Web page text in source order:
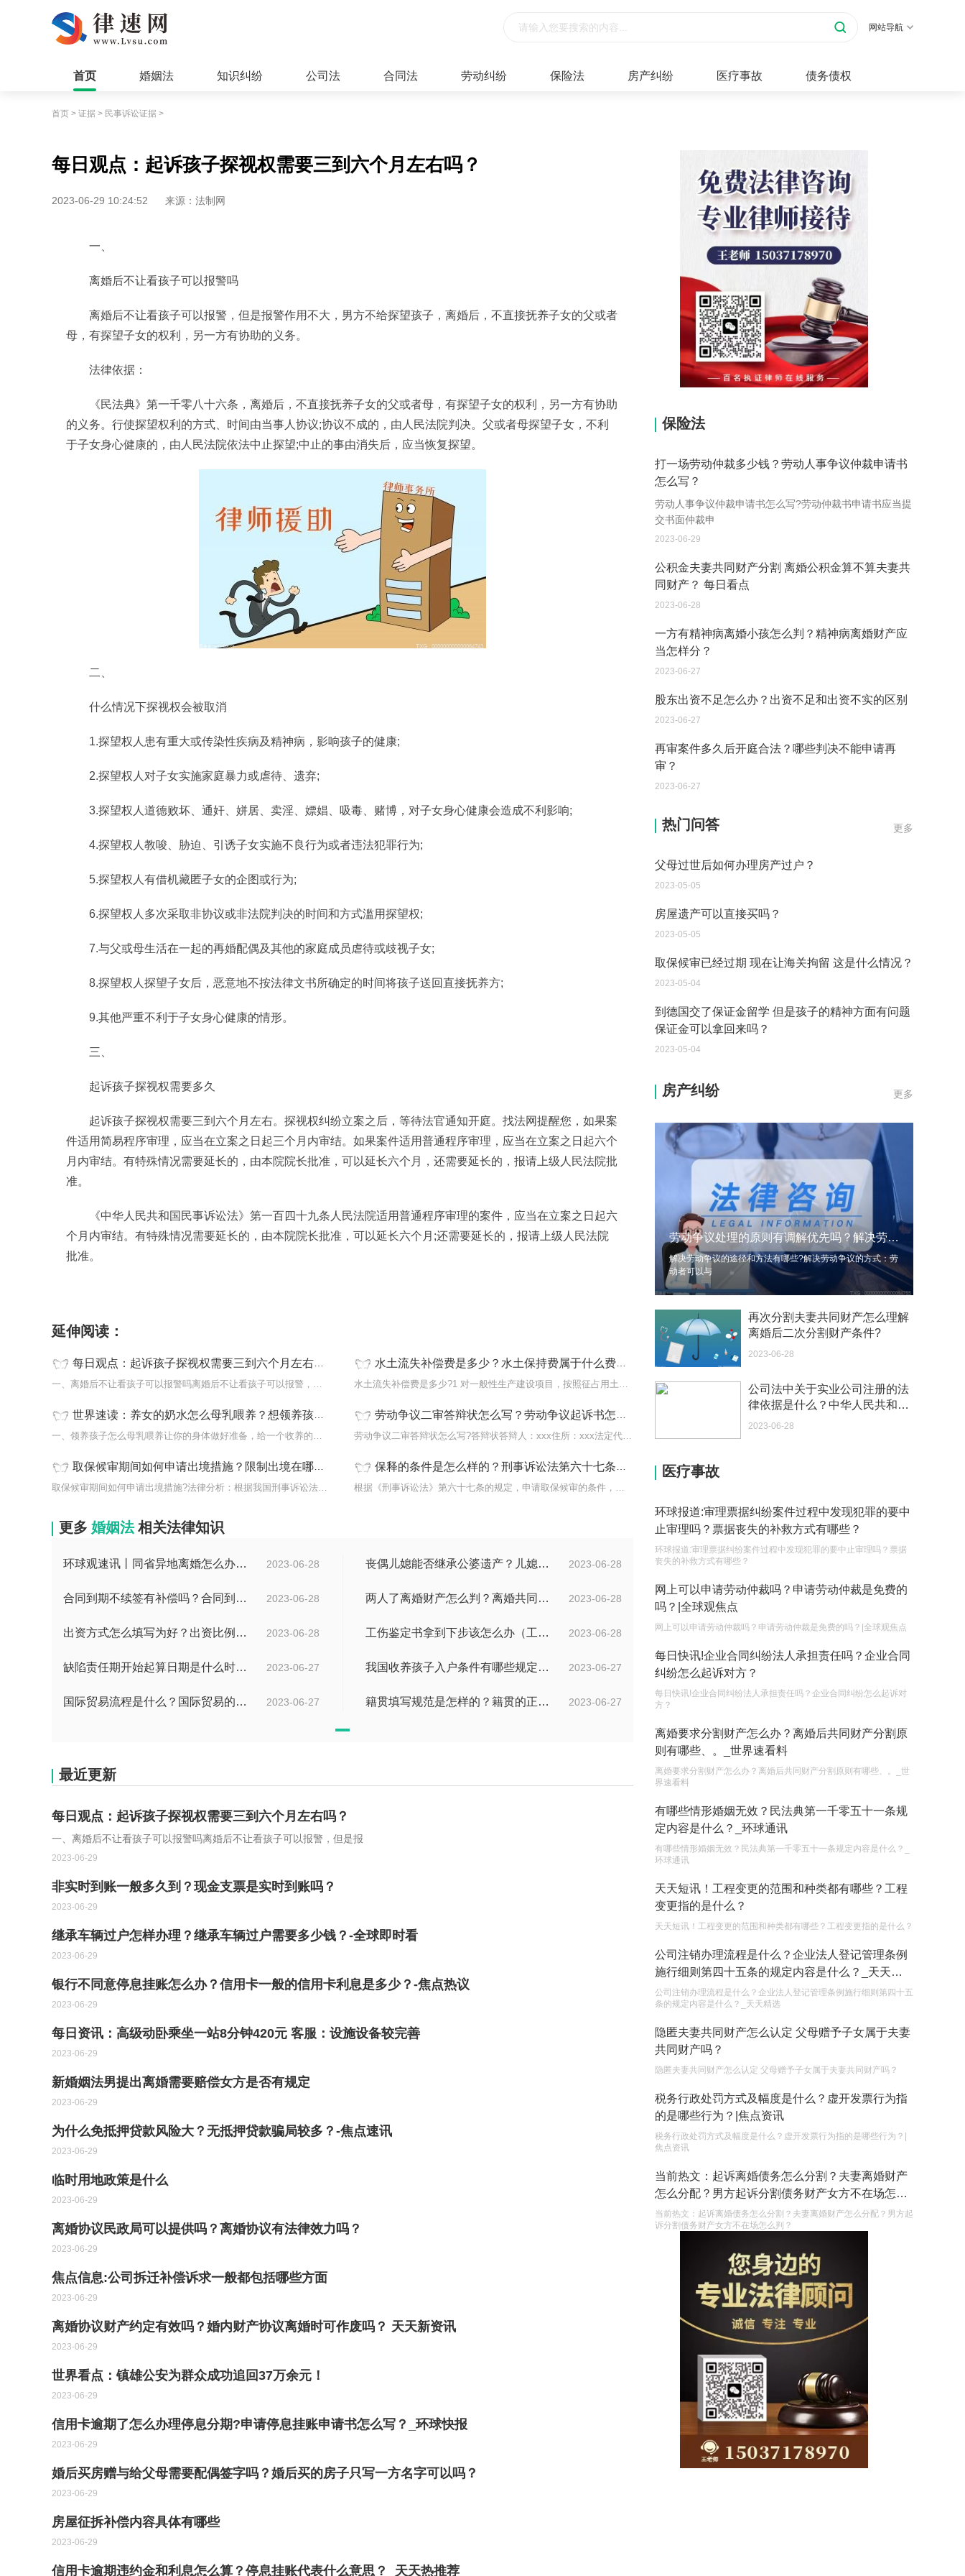
网站导航
首页 婚姻法 知识纠纷 公司法 合同法 劳动纠纷 保险法 房产纠纷 医疗事故 债务债权
首页 > 证据 > 民事诉讼证据 >
每日观点：起诉孩子探视权需要三到六个月左右吗？
2023-06-29 10:24:52 来源：法制网
一、
离婚后不让看孩子可以报警吗
离婚后不让看孩子可以报警，但是报警作用不大，男方不给探望孩子，离婚后，不直接抚养子女的父或者
母，有探望子女的权利，另一方有协助的义务。
法律依据：
《民法典》第一千零八十六条，离婚后，不直接抚养子女的父或者母，有探望子女的权利，另一方有协助
的义务。行使探望权利的方式、时间由当事人协议;协议不成的，由人民法院判决。父或者母探望子女，不利
于子女身心健康的，由人民法院依法中止探望;中止的事由消失后，应当恢复探望。
二、
什么情况下探视权会被取消
1.探望权人患有重大或传染性疾病及精神病，影响孩子的健康;
2.探望权人对子女实施家庭暴力或虐待、遗弃;
3.探望权人道德败坏、通奸、姘居、卖淫、嫖娼、吸毒、赌博，对子女身心健康会造成不利影响;
4.探望权人教唆、胁迫、引诱子女实施不良行为或者违法犯罪行为;
5.探望权人有借机藏匿子女的企图或行为;
6.探望权人多次采取非协议或非法院判决的时间和方式滥用探望权;
7.与父或母生活在一起的再婚配偶及其他的家庭成员虐待或歧视子女;
8.探望权人探望子女后，恶意地不按法律文书所确定的时间将孩子送回直接抚养方;
9.其他严重不利于子女身心健康的情形。
三、
起诉孩子探视权需要多久
起诉孩子探视权需要三到六个月左右。探视权纠纷立案之后，等待法官通知开庭。找法网提醒您，如果案
件适用简易程序审理，应当在立案之日起三个月内审结。如果案件适用普通程序审理，应当在立案之日起六个
月内审结。有特殊情况需要延长的，由本院院长批准，可以延长六个月，还需要延长的，报请上级人民法院批
准。
《中华人民共和国民事诉讼法》第一百四十九条人民法院适用普通程序审理的案件，应当在立案之日起六
个月内审结。有特殊情况需要延长的，由本院院长批准，可以延长六个月;还需要延长的，报请上级人民法院
批准。
延伸阅读：
每日观点：起诉孩子探视权需要三到六个月左右吗？
一、离婚后不让看孩子可以报警吗离婚后不让看孩子可以报警，但是报
水土流失补偿费是多少？水土保持费属于什么费用？
水土流失补偿费是多少?1 对一般性生产建设项目，按照征占用土地面积
世界速读：养女的奶水怎么母乳喂养？想领养孩子到哪里办手续？
一、领养孩子怎么母乳喂养让你的身体做好准备，给一个收养的孩子进
劳动争议二审答辩状怎么写？劳动争议起诉书怎么写？
劳动争议二审答辩状怎么写?答辩状答辩人：xxx住所：xxx法定代表人：
取保候审期间如何申请出境措施？限制出境在哪里可以查到？
取保候审期间如何申请出境措施?法律分析：根据我国刑事诉讼法和《最
保释的条件是怎么样的？刑事诉讼法第六十七条的规定内容是什么？
根据《刑事诉讼法》第六十七条的规定，申请取保候审的条件，即人民
更多 婚姻法 相关法律知识
2023-06-28
环球观速讯丨同省异地离婚怎么办理？夫妻异地离婚须准备哪些资料？ 2023-06-28
丧偶儿媳能否继承公婆遗产？儿媳有没有赡养老人的义务？
2023-06-28
合同到期不续签有补偿吗？合同到期未提前30天通知怎么赔偿？ 当前速看 2023-06-28
两人了离婚财产怎么判？离婚共同财产有哪些？_焦点快报
2023-06-28
出资方式怎么填写为好？出资比例怎么填写？ 2023-06-28
工伤鉴定书拿到下步该怎么办（工伤鉴定后要是对伤残等级结论不服怎么办）
2023-06-27
缺陷责任期开始起算日期是什么时候？缺陷责任终止证书签发的必要条件是什么？ 2023-06-27
我国收养孩子入户条件有哪些规定？办理收养登记的事实收养情况有几种？
2023-06-27
国际贸易流程是什么？国际贸易的具体流程的内容都有哪些？ 2023-06-27
籍贯填写规范是怎样的？籍贯的正确填写规范是什么？-天天微动态
最近更新
每日观点：起诉孩子探视权需要三到六个月左右吗？
一、离婚后不让看孩子可以报警吗离婚后不让看孩子可以报警，但是报
2023-06-29
非实时到账一般多久到？现金支票是实时到账吗？
2023-06-29
继承车辆过户怎样办理？继承车辆过户需要多少钱？-全球即时看
2023-06-29
银行不同意停息挂账怎么办？信用卡一般的信用卡利息是多少？-焦点热议
2023-06-29
每日资讯：高级动卧乘坐一站8分钟420元 客服：设施设备较完善
2023-06-29
新婚姻法男提出离婚需要赔偿女方是否有规定
2023-06-29
为什么免抵押贷款风险大？无抵押贷款骗局较多？-焦点速讯
2023-06-29
临时用地政策是什么
2023-06-29
离婚协议民政局可以提供吗？离婚协议有法律效力吗？
2023-06-29
焦点信息:公司拆迁补偿诉求一般都包括哪些方面
2023-06-29
离婚协议财产约定有效吗？婚内财产协议离婚时可作废吗？ 天天新资讯
2023-06-29
世界看点：镇雄公安为群众成功追回37万余元！
2023-06-29
信用卡逾期了怎么办理停息分期?申请停息挂账申请书怎么写？_环球快报
2023-06-29
婚后买房赠与给父母需要配偶签字吗？婚后买的房子只写一方名字可以吗？
2023-06-29
房屋征拆补偿内容具体有哪些
2023-06-29
信用卡逾期违约金和利息怎么算？停息挂账代表什么意思？_天天热推荐
保险法
打一场劳动仲裁多少钱？劳动人事争议仲裁申请书
怎么写？
劳动人事争议仲裁申请书怎么写?劳动仲裁书申请书应当提
交书面仲裁申
2023-06-29
公积金夫妻共同财产分割 离婚公积金算不算夫妻共
同财产？ 每日看点
2023-06-28
一方有精神病离婚小孩怎么判？精神病离婚财产应
当怎样分？
2023-06-27
股东出资不足怎么办？出资不足和出资不实的区别
2023-06-27
再审案件多久后开庭合法？哪些判决不能申请再
审？
2023-06-27
更多
热门问答
继承遗产的份额怎么分配？
2023-05-05
父母过世后如何办理房产过户？
房屋遗产可以直接买吗？
2023-05-05
取保候审已经过期 现在让海关拘留 这是什么情况？
2023-05-04
到德国交了保证金留学 但是孩子的精神方面有问题
保证金可以拿回来吗？
2023-05-04
我想问一下申请护照需要带什么证件？
2023-05-04
您好：请问从国外进口的费钢税率是多少？非常感
谢！
外国旅游签证可以在中国大使馆登记结婚吗？
2023-05-04
我可以在苏州申请护照吗？我所在的地方是云南
2023-05-04
你好 我想问一下外国人来这里工作没有护照该怎么
办？
2023-05-04
如何续签居住证 我的1月7日到期
2023-05-04
中介说商务签转工作签证合法吗 应该向哪个国家机
你好 我需要申请去美国结婚的签证 过程是什么？
代理权的产生原因是什么？当我国没有外贸经营权
权利和责任是什么？
2023-05-04
2023-05-05
遗产继承必须要公证吗？
2023-05-05
更多
房产纠纷
劳动争议处理的原则有调解优先吗？解决劳动争议的途径和方法有哪些？-每日速看
解决劳动争议的途径和方法有哪些?解决劳动争议的方式：劳
动者可以与
再次分割夫妻共同财产怎么理解
离婚后二次分割财产条件?
2023-06-28
公司法中关于实业公司注册的法
律依据是什么？中华人民共和国
公司法第二十三条是什么？ 当前
2023-06-28
医疗事故
环球报道:审理票据纠纷案件过程中发现犯罪的要中
止审理吗？票据丧失的补救方式有哪些？
环球报道:审理票据纠纷案件过程中发现犯罪的要中止审理吗？票据
丧失的补救方式有哪些？
网上可以申请劳动仲裁吗？申请劳动仲裁是免费的
吗？|全球观焦点
网上可以申请劳动仲裁吗？申请劳动仲裁是免费的吗？|全球观焦点
每日快讯!企业合同纠纷法人承担责任吗？企业合同
纠纷怎么起诉对方？
每日快讯!企业合同纠纷法人承担责任吗？企业合同纠纷怎么起诉对
方？
离婚要求分割财产怎么办？离婚后共同财产分割原
则有哪些、。_世界速看料
离婚要求分割财产怎么办？离婚后共同财产分割原则有哪些、。_世
界速看料
有哪些情形婚姻无效？民法典第一千零五十一条规
定内容是什么？_环球通讯
有哪些情形婚姻无效？民法典第一千零五十一条规定内容是什么？_
环球通讯
天天短讯！工程变更的范围和种类都有哪些？工程
变更指的是什么？
天天短讯！工程变更的范围和种类都有哪些？工程变更指的是什么？
公司注销办理流程是什么？企业法人登记管理条例
施行细则第四十五条的规定内容是什么？_天天精
选
公司注销办理流程是什么？企业法人登记管理条例施行细则第四十五
条的规定内容是什么？_天天精选
隐匿夫妻共同财产怎么认定 父母赠予子女属于夫妻
共同财产吗？
隐匿夫妻共同财产怎么认定 父母赠予子女属于夫妻共同财产吗？
税务行政处罚方式及幅度是什么？虚开发票行为指
的是哪些行为？|焦点资讯
税务行政处罚方式及幅度是什么？虚开发票行为指的是哪些行为？|
焦点资讯
当前热文：起诉离婚债务怎么分割？夫妻离婚财产
怎么分配？男方起诉分割债务财产女方不在场怎么
判？
当前热文：起诉离婚债务怎么分割？夫妻离婚财产怎么分配？男方起
诉分割债务财产女方不在场怎么判？